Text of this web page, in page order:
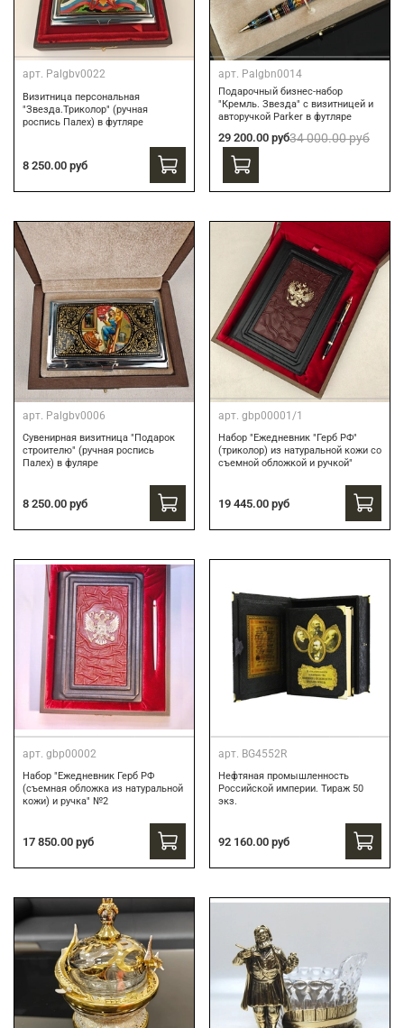
арт. Palgbv0022
Визитница персональная
"Звезда.Триколор" (ручная
роспись Палех) в футляре
8 250.00 руб
арт. Palgbn0014
Подарочный бизнес-набор
"Кремль. Звезда" с визитницей и
авторучкой Parker в футляре
29 200.00 руб34 000.00 руб
арт. Palgbv0006
Сувенирная визитница "Подарок
строителю" (ручная роспись
Палех) в фуляре
8 250.00 руб
арт. gbp00001/1
Набор "Ежедневник "Герб РФ"
(триколор) из натуральной кожи со
съемной обложкой и ручкой"
19 445.00 руб
арт. gbp00002
Набор "Ежедневник Герб РФ
(съемная обложка из натуральной
кожи) и ручка" №2
17 850.00 руб
арт. BG4552R
Нефтяная промышленность
Российской империи. Тираж 50
экз.
92 160.00 руб